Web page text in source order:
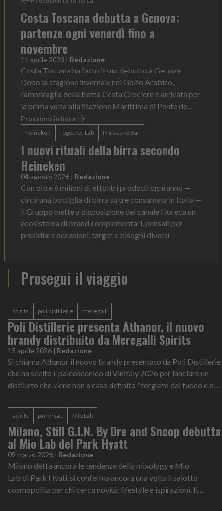
Costa Toscana debutta a Genova:
partenze ogni venerdì fino a
novembre
11 aprile 2023 | Redazione
Costa Toscana ha fatto il suo debutto a Genova.
Dopo la stagione invernale nel Golfo Arabico,
l’ammiraglia della flotta Costa Crociere è arrivata per
la prima volta alla Stazione Marittima di Ponte de...
Prossimo in lista
heineken Together Lab Praise the Bar
I nuovi rituali della birra secondo
Heineken
04 agosto 2026 | Redazione
Con oltre 6 milioni di ettolitri prodotti ogni anno —
circa una bottiglia di birra su tre consumata in Italia —
il Gruppo mette a disposizione del canale Horeca un
ecosistema di brand complementari, pensati per
presidiare occasioni, target e bisogni diversi
Prosegui il viaggio
spirits poli distillerie meregalli
Poli Distillerie presenta Athanor, il nuovo
brandy distribuito da Meregalli Spirits
15 aprile 2026 | Redazione
Si chiama Athanor il nuovo brandy presentato da Poli Distillerie,
che ha scelto il palcoscenico di Vinitaly 2026 per lanciare un
distillato che viene non a caso definito "forgiato dal fuoco e dal
spirits park hyatt Mio Lab
Milano, Still G.I.N. By Dre and Snoop debutta
al Mio Lab del Park Hyatt
09 marzo 2026 | Redazione
Milano detta ancora le tendenze della mixology e Mio
Lab di Park Hyatt si conferma ancora una volta il salotto
cosmopolita per chi cerca novità, lifestyle e ispirazioni. Il